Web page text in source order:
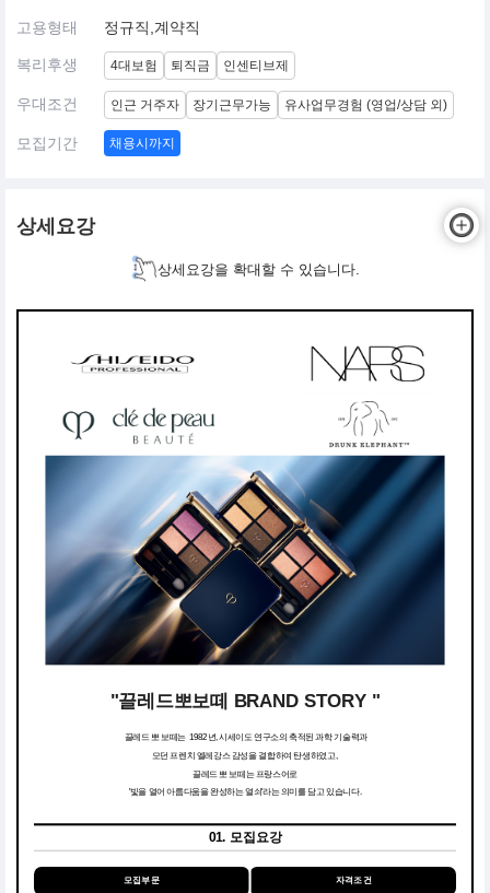
고용형태 정규직,계약직
복리후생 4대보험 퇴직금 인센티브제
우대조건 인근 거주자 장기근무가능 유사업무경험 (영업/상담 외)
모집기간 채용시까지
상세요강
상세요강을 확대할 수 있습니다.
"끌레드뽀보떼 BRAND STORY "
끌레드 뽀 보떼는 1982년, 시세이도 연구소의 축적된 과학 기술력과
모던 프렌치 엘레강스 감성을 결합하여 탄생하였고,
끌레드 뽀 보떼는 프랑스어로
'빛을 열어 아름다움을 완성하는 열쇠'라는 의미를 담고 있습니다.
01. 모집요강
모집부문 자격조건